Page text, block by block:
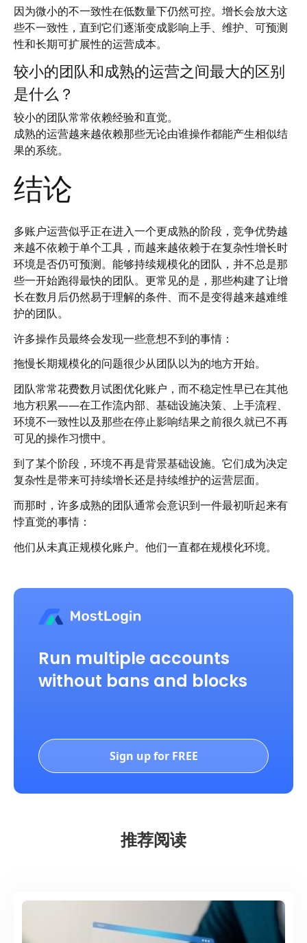
因为微小的不一致性在低数量下仍然可控。增长会放大这
些不一致性，直到它们逐渐变成影响上手、维护、可预测
性和长期可扩展性的运营成本。
较小的团队和成熟的运营之间最大的区别
是什么？
较小的团队常常依赖经验和直觉。
成熟的运营越来越依赖那些无论由谁操作都能产生相似结
果的系统。
结论
多账户运营似乎正在进入一个更成熟的阶段，竞争优势越
来越不依赖于单个工具，而越来越依赖于在复杂性增长时
环境是否仍可预测。能够持续规模化的团队，并不总是那
些一开始跑得最快的团队。更常见的是，那些构建了让增
长在数月后仍然易于理解的条件、而不是变得越来越难维
护的团队。
许多操作员最终会发现一些意想不到的事情：
拖慢长期规模化的问题很少从团队以为的地方开始。
团队常常花费数月试图优化账户，而不稳定性早已在其他
地方积累——在工作流内部、基础设施决策、上手流程、
环境不一致性以及那些在停止影响结果之前很久就已不再
可见的操作习惯中。
到了某个阶段，环境不再是背景基础设施。它们成为决定
复杂性是带来可持续增长还是持续维护的运营层面。
而那时，许多成熟的团队通常会意识到一件最初听起来有
悖直觉的事情：
他们从未真正规模化账户。他们一直都在规模化环境。
Run multiple accounts
without bans and blocks
Sign up for FREE
推荐阅读